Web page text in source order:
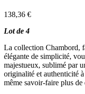
138,36 €
Lot de 4
La collection Chambord,
élégante de simplicité,
majestueux, sublimé par
originalité et authenticité
même savoir-faire plus de